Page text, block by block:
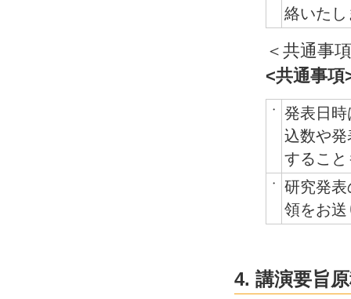
絡いたし
＜共通事
<共通事項
・
発表日
込数や
するこ
・
研究発
領をお
4. 講演要旨